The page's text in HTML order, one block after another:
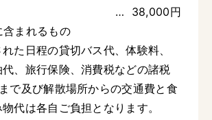
38,000円
まれるもの
た日程の貸切バス代、体験料、
、旅行保険、消費税などの諸税
で及び解散場所からの交通費と食
代は各自ご負担となります。